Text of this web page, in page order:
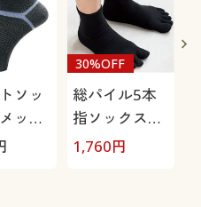
ソッ
ッシ
吸汗
総パイル5本
指ソックス・
2足組
30%OFF
1,760円